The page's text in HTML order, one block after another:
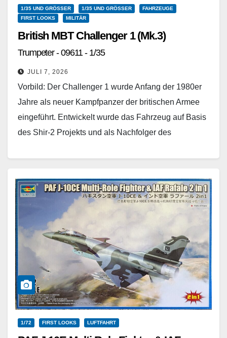
1/35 UND GRÖSSER 1/35 UND GRÖSSER
FAHRZEUGE
FIRST LOOKS
MILITÄR
British MBT Challenger 1 (Mk.3)
Trumpeter - 09611 - 1/35
JULI 7, 2026
Vorbild: Der Challenger 1 wurde Anfang der 1980er
Jahre als neuer Kampfpanzer der britischen Armee
eingeführt. Entwickelt wurde das Fahrzeug auf Basis
des Shir-2 Projekts und als Nachfolger des
1/72 FIRST LOOKS LUFTFAHRT